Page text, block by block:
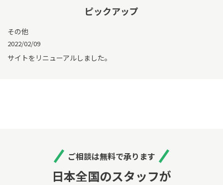
ピックアップ
その他
2022/02/09
サイトをリニューアルしました。
ご相談は無料で承ります
日本全国のスタッフが